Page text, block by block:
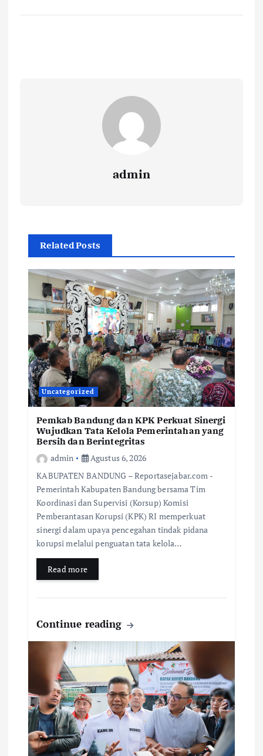
admin
Related Posts
Uncategorized
Pemkab Bandung dan KPK Perkuat Sinergi
Wujudkan Tata Kelola Pemerintahan yang
Bersih dan Berintegritas
admin
Agustus 6, 2026
KABUPATEN BANDUNG – Reportasejabar.com -
Pemerintah Kabupaten Bandung bersama Tim
Koordinasi dan Supervisi (Korsup) Komisi
Pemberantasan Korupsi (KPK) RI memperkuat
sinergi dalam upaya pencegahan tindak pidana
korupsi melalui penguatan tata kelola…
Read more
Continue reading